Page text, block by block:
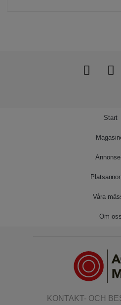
Start
Våra
Om oss
KONTAKT- OCH